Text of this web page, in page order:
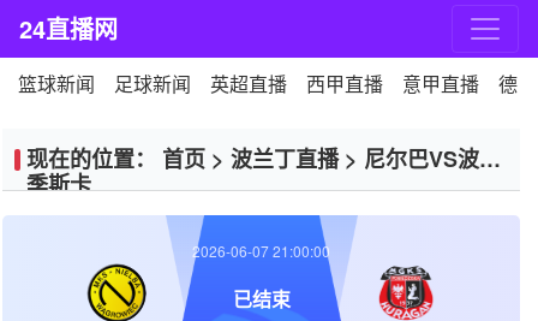
24直播网
篮球新闻 足球新闻 英超直播 西甲直播 意甲直播 德
现在的位置： 首页 > 波兰丁直播> 尼尔巴VS波比
季斯卡
2026-06-07 21:00:00
已结束